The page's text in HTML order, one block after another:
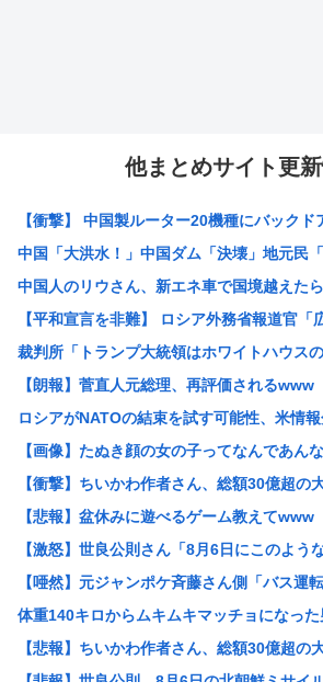
他まとめサイト更
【衝撃】 中国製ルーター20機種にバックド
中国「大洪水！」中国ダム「決壊」地元民
中国人のリウさん、新エネ車で国境越えた
【平和宣言を非難】 ロシア外務省報道官「
裁判所「トランプ大統領はホワイトハウス
【朗報】菅直人元総理、再評価されるwww
ロシアがNATOの結束を試す可能性、米情
【画像】たぬき顔の女の子ってなんであん
【衝撃】ちいかわ作者さん、総額30億超の
【悲報】盆休みに遊べるゲーム教えてwww
【激怒】世良公則さん「8月6日にこのよう
【唖然】元ジャンポケ斉藤さん側「バス運
体重140キロからムキムキマッチョになっ
【悲報】ちいかわ作者さん、総額30億超の
【悲報】世良公則、8月6日の北朝鮮ミサイ